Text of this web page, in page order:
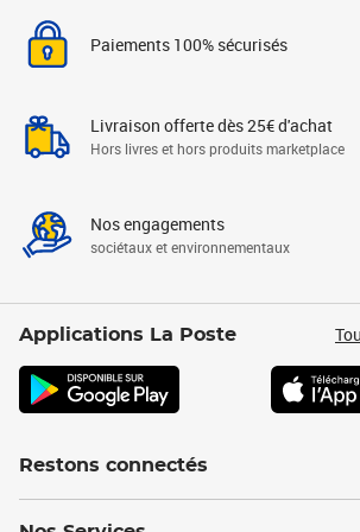
Paiements 100% sécurisés
Livraison offerte dès 25€ d'achat
Hors livres et hors produits marketplace
Nos engagements
sociétaux et environnementaux
Applications La Poste
Restons connectés